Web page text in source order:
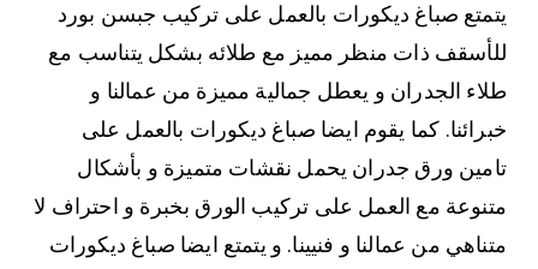
يتمتع صباغ ديكورات بالعمل على تركيب جبسن بورد
للأسقف ذات منظر مميز مع طلائه بشكل يتناسب مع
طلاء الجدران و يعطل جمالية مميزة من عمالنا و
خبرائنا. كما يقوم ايضا صباغ ديكورات بالعمل على
تامين ورق جدران يحمل نقشات متميزة و بأشكال
متنوعة مع العمل على تركيب الورق بخبرة و احتراف لا
متناهي من عمالنا و فنيينا. و يتمتع ايضا صباغ ديكورات